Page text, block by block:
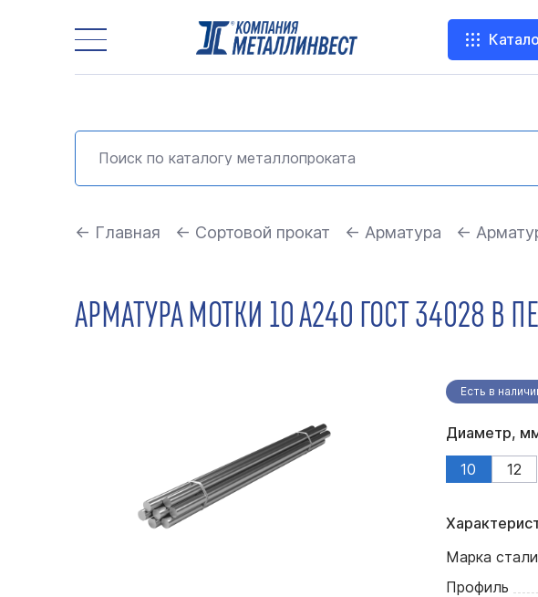
← Главная ← Сортовой прокат ← Арматура ←
АРМАТУРА МОТКИ 10 А240 ГОСТ 34028 В
Есть в
Диаметр,
10
12
Марка стали
Профиль